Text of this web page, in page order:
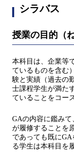
シラバス
授業の目的（
本科目は、企業等
ているものを含む
験と実績（過去の
士課程学生が満た
ていることをコー
GAの内容に鑑み
が履修することを
であっても既に
る学生は本科目を